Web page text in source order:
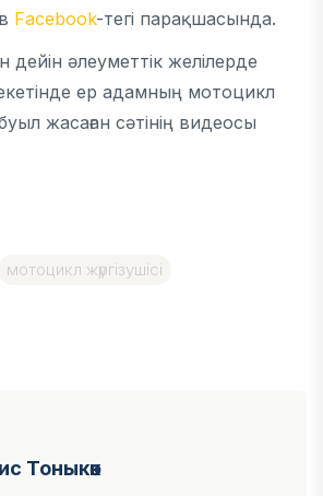
Facebook-тегі парақшасында.
дейін әлеуметтік желілерде
ер адамның мотоцикл
жасаған сәтінің видеосы
мотоцикл жүргізушісі
Тоныкөк